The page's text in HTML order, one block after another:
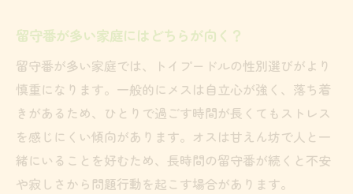
留守番が多い家庭にはどちらが向く？
留守番が多い家庭では、トイプードルの性別選びがより
慎重になります。一般的にメスは自立心が強く、落ち着
きがあるため、ひとりで過ごす時間が長くてもストレス
を感じにくい傾向があります。オスは甘えん坊で人と一
緒にいることを好むため、長時間の留守番が続くと不安
や寂しさから問題行動を起こす場合があります。